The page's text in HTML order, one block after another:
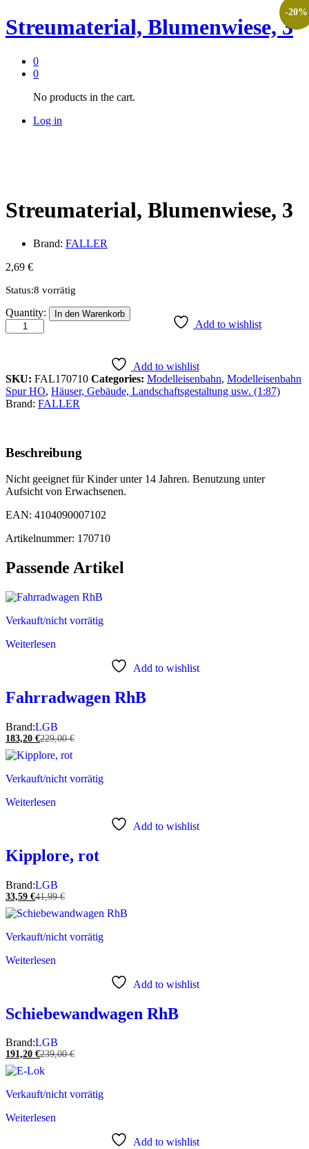
Streumaterial, Blumenwiese, 3
0
0
No products in the cart.
Log in
Streumaterial, Blumenwiese, 3
Brand: FALLER
2,69 €
Status:8 vorrätig
Streumaterial,
Blumenwiese,
3
Quantity: In den Warenkorb
Add to wishlist
Add to wishlist
SKU: FAL170710 Categories: Modelleisenbahn, Modelleisenbahn
Spur HO, Häuser, Gebäude, Landschaftsgestaltung usw. (1:87)
Brand: FALLER
Beschreibung
Nicht geeignet für Kinder unter 14 Jahren. Benutzung unter
Aufsicht von Erwachsenen.
EAN: 4104090007102
Artikelnummer: 170710
Passende Artikel
Verkauft/nicht vorrätig
Weiterlesen
Add to wishlist
Fahrradwagen RhB
Brand:LGB
183,20 €229,00€
Verkauft/nicht vorrätig
Weiterlesen
Add to wishlist
Kipplore, rot
Brand:LGB
33,59 €41,99€
Verkauft/nicht vorrätig
Weiterlesen
Add to wishlist
Schiebewandwagen RhB
Brand:LGB
191,20 €239,00€
Verkauft/nicht vorrätig
Weiterlesen
Add to wishlist
-20%